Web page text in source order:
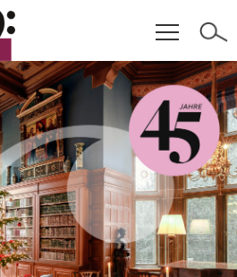
Cookie-Einstellungen